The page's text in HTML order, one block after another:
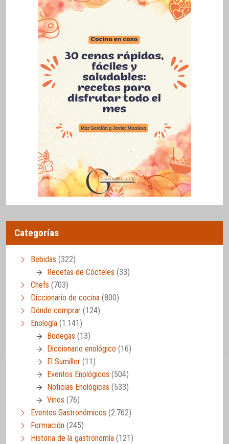
Categorías
Bebidas (322)
Recetas de Cócteles (33)
Chefs (703)
Diccionario de cocina (800)
Dónde comprar (124)
Enología (1.141)
Bodegas (13)
Diccionario enológico (16)
El Sumiller (11)
Eventos Enológicos (504)
Noticias Enológicas (533)
Vinos (76)
Eventos Gastronómicos (2.762)
Formación (245)
Historia de la gastronomía (121)